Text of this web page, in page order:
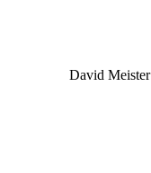
David Meister